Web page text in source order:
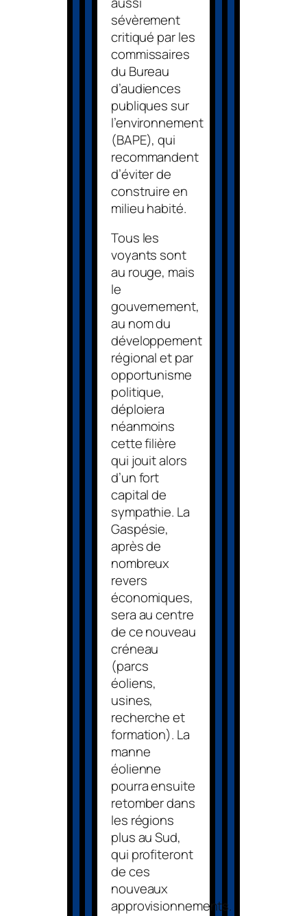
sévèrement
critiqué par les
commissaires
du Bureau
d’audiences
publiques sur
l’environnement
(BAPE), qui
recommandent
d’éviter de
construire en
milieu habité.
Tous les
voyants sont
au rouge, mais
le
gouvernement,
au nom du
développement
régional et par
opportunisme
politique,
déploiera
néanmoins
cette filière
qui jouit alors
d’un fort
capital de
sympathie. La
Gaspésie,
après de
nombreux
revers
économiques,
sera au centre
de ce nouveau
créneau
(parcs
éoliens,
usines,
recherche et
formation). La
manne
éolienne
pourra ensuite
retomber dans
les régions
plus au Sud,
qui profiteront
de ces
nouveaux
approvisionnements.